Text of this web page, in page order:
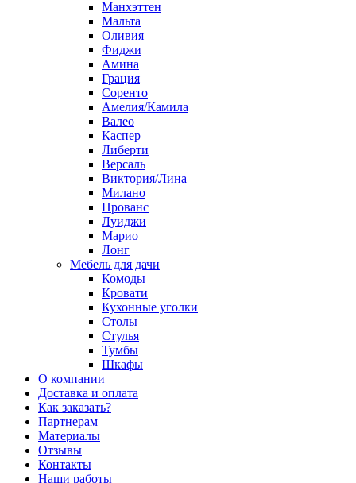
Манхэттен
Мальта
Оливия
Фиджи
Амина
Грация
Соренто
Амелия/Камила
Валео
Каспер
Либерти
Версаль
Виктория/Лина
Милано
Прованс
Луиджи
Марио
Лонг
Мебель для дачи
Комоды
Кровати
Кухонные уголки
Столы
Стулья
Тумбы
Шкафы
О компании
Доставка и оплата
Как заказать?
Партнерам
Материалы
Отзывы
Контакты
Наши работы